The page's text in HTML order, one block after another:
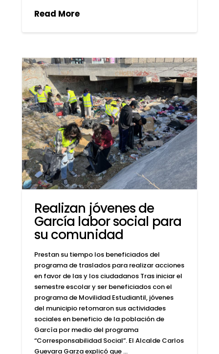
Read More
Realizan jóvenes de
García labor social para
su comunidad
Prestan su tiempo los beneficiados del
programa de traslados para realizar acciones
en favor de las y los ciudadanos Tras iniciar el
semestre escolar y ser beneficiados con el
programa de Movilidad Estudiantil, jóvenes
del municipio retomaron sus actividades
sociales en beneficio de la población de
García por medio del programa
“Corresponsabilidad Social”. El Alcalde Carlos
Guevara Garza explicó que …